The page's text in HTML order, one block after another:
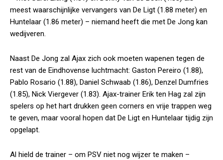
meest waarschijnlijke vervangers van De Ligt (1.88 meter) en
Huntelaar (1.86 meter) – niemand heeft die met De Jong kan
wedijveren.
Naast De Jong zal Ajax zich ook moeten wapenen tegen de
rest van de Eindhovense luchtmacht: Gaston Pereiro (1.88),
Pablo Rosario (1.88), Daniel Schwaab (1.86), Denzel Dumfries
(1.85), Nick Viergever (1.83). Ajax-trainer Erik ten Hag zal zijn
spelers op het hart drukken geen corners en vrije trappen weg
te geven, maar vooral hopen dat De Ligt en Huntelaar tijdig zijn
opgelapt.
Al hield de trainer – om PSV niet nog wijzer te maken –